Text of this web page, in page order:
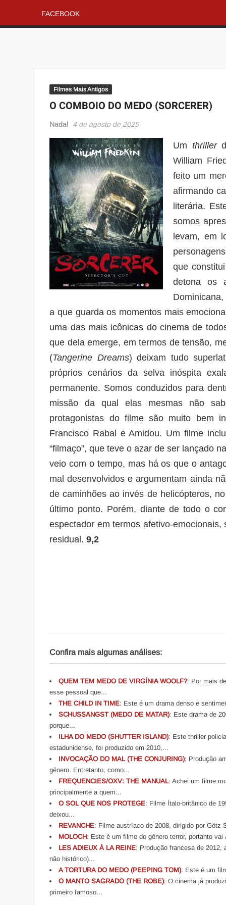
FACEBOOK
Filmes Mais Antigos
O COMBOIO DO MEDO (SORCERER)
Nadal 4 de agosto de 2025
Um thriller
William
feito um
afirmando
literária.
somos
levam, em
que
detona os
a que guarda os momentos mais
uma das mais icônicas do cinema de
que dela emerge, em termos de tensão,
(Tangerine Dreams) deixam tudo
próprios cenários da selva inóspita
permanente. Somos conduzidos para
missão da qual elas mesmas não
protagonistas do filme são muito bem
Francisco Rabal e Amidou. Um filme
“filmaço”, que teve o azar de ser lançado
veio com o tempo, mas há os que o
mal desenvolvidos e argumentam ainda
de caminhões ao invés de helicópteros,
último ponto. Porém, diante de todo o
espectador em termos afetivo-
residual.9,2
Confira mais algumas análises:
QUEM TEM MEDO DE VIRGÍNIA WOOLF?: Por mais
esse pessoal que...
THE CHILD IN TIME: Este é um drama denso e
SCHUSSANGST (MEDO DE MATAR): Este drama de
porque...
ILHA DO MEDO (SHUTTER ISLAND): Este thriller
estadunidense, foi produzido em 2010,...
INVOCAÇÃO DO MAL (THE CONJURING): Produção
gênero. Entretanto, como...
FREQUENCIES/OXV: THE MANUAL: Achei um filme
principalmente a quem...
O SOL QUE NOS PROTEGE: Filme Ítalo-britânico de
deixou...
REVANCHE: Filme austríaco de 2008, dirigido por Götz
MOLOCH: Este é um filme do gênero terror, portanto
LES ADIEUX À LA REINE: Produção francesa de 2012,
não histórico)...
A TORTURA DO MEDO (PEEPING TOM): Este é um
O MANTO SAGRADO (THE ROBE): O cinema já
primeiro famoso...